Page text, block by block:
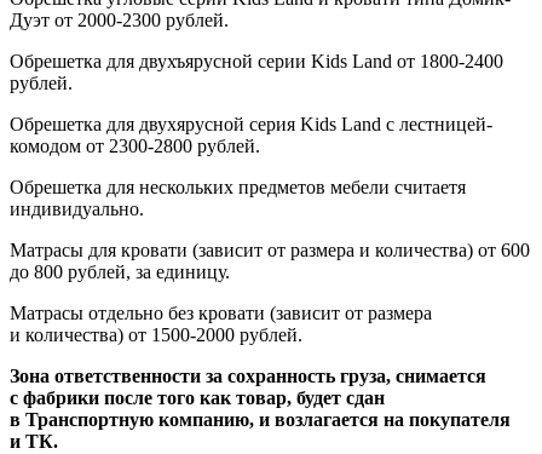
Дуэт от 2000-2300 рублей.
Обрешетка для двухъярусной серии Kids Land от 1800-2400
рублей.
Обрешетка для двухярусной серия Kids Land с лестницей-
комодом от 2300-2800 рублей.
Обрешетка для нескольких предметов мебели считаетя
индивидуально.
Матрасы для кровати (зависит от размера и количества) от 600
до 800 рублей, за единицу.
Матрасы отдельно без кровати (зависит от размера
и количества) от 1500-2000 рублей.
Зона ответственности за сохранность груза, снимается
с фабрики после того как товар, будет сдан
в Транспортную компанию, и возлагается на покупателя
и ТК.